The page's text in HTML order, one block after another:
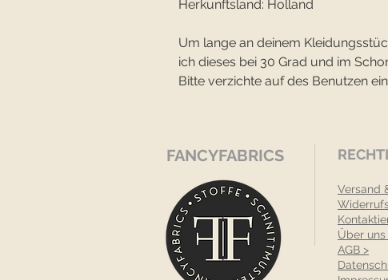
Herkunftsland: Holland
Um lange an deinem
ich dieses bei 30 Grad und im
Bitte verzichte auf des Benutzen
FANCYFABRICS
Versand
Über uns
AGB >